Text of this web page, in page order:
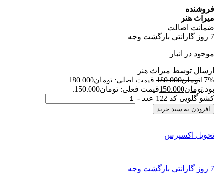
فروشنده
میراث هنر
ضمانت اصالت
7 روز گارانتی بازگشت وجه
موجود در انبار
ارسال توسط میراث هنر
17%تومان180.000
قیمت اصلی: تومان180.000
بود.تومان150.000قیمت فعلی: تومان150.000.
کشو گلویی کد 122 عدد
-
+
افزودن به سبد خرید
تحویل اکسپرس
7 روز گارانتی بازگشت وجه